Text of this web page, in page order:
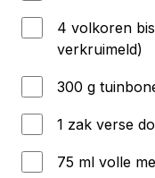
4 volkoren
verkruimeld)
300 g
1 zak verse
75 ml volle